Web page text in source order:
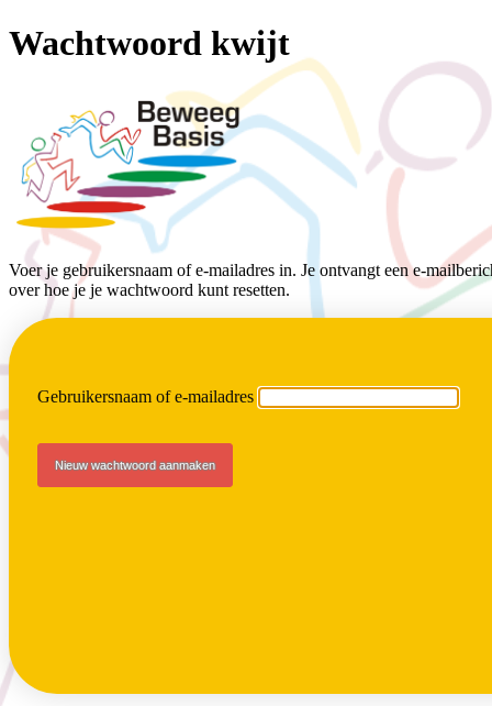
Wachtwoord kwijt
BeweegBasis
Voer je gebruikersnaam of e-mailadres in. Je ontvangt een e-
over hoe je je wachtwoord kunt resetten.
Gebruikersnaam of e-mailadres